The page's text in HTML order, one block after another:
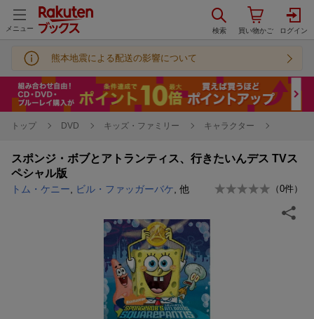
メニュー
熊本地震による配送の影響について
トップ DVD キッズ・ファミリー キャラクター
スポンジ・ボブとアトランティス、行きたいんデス TVス
ペシャル版
トム・ケニー ビル・ファッガーバケ , 他 （0件）